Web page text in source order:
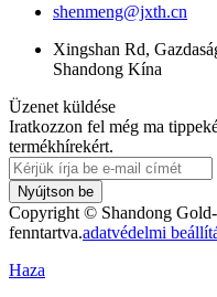
shenmeng@jxth.cn
Xingshan Rd,
Shandong Kína
Üzenet küldése
Iratkozzon fel még ma
termékhírekért.
Nyújtson be
Copyright © Shandong
fenntartva.adatvédelmi
Haza